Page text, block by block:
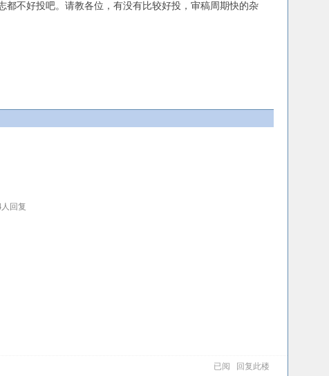
都不好投吧。请教各位，有没有比较好投，审稿周期快的杂
回复
已阅 回复此楼